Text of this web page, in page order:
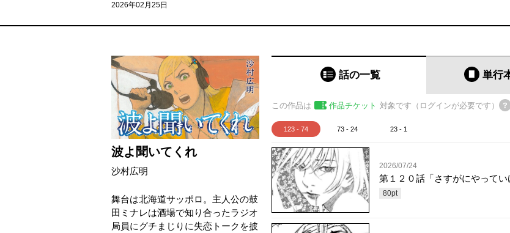
2026年02月25日
波よ聞いてくれ
沙村広明
舞台は北海道サッポロ。主人公の鼓
田ミナレは酒場で知り合ったラジオ
局員にグチまじりに失恋トークを披
話の一覧 単行
この作品は 作品チケット 対象です（ログインが必要です）
123 - 74 73 - 24 23 - 1
2026/07/24
第１２０話「さすがにやってい
80pt